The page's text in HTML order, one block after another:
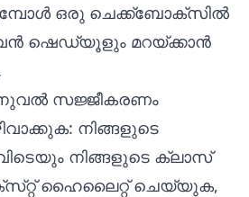
ഒരു ചെക്ക്‌ബോക്‌സിൽ
ഷെഡ്യൂളും മറയ്‌ക്കാൻ
സജ്ജീകരണം
നിങ്ങളുടെ
നിങ്ങളുടെ ക്ലാസ്
ഹൈലൈറ്റ് ചെയ്യുക,